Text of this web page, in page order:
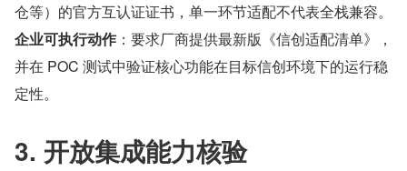
仓等）的官方互认证证书，单一环节适配不代表全栈兼容。
企业可执行动作 ：要求厂商提供最新版《信创适配清单》，
并在 POC 测试中验证核心功能在目标信创环境下的运行稳
定性。
3. 开放集成能力核验